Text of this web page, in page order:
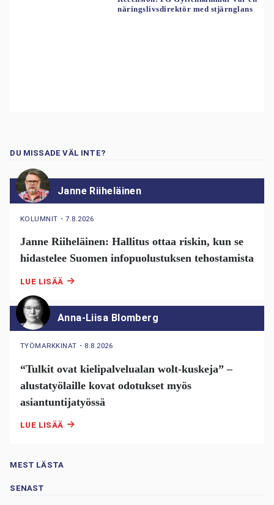
näringslivsdirektör med stjärnglans
DU MISSADE VÄL INTE?
Janne Riiheläinen
KOLUMNIT ・7.8.2026
Janne Riiheläinen: Hallitus ottaa riskin, kun se
hidastelee Suomen infopuolustuksen tehostamista
LUE LISÄÄ
Anna-Liisa Blomberg
TYÖMARKKINAT ・ 8.8.2026
“Tulkit ovat kielipalvelualan wolt-kuskeja” –
alustatyölaille kovat odotukset myös
asiantuntijatyössä
LUE LISÄÄ
MEST LÄSTA
SENAST